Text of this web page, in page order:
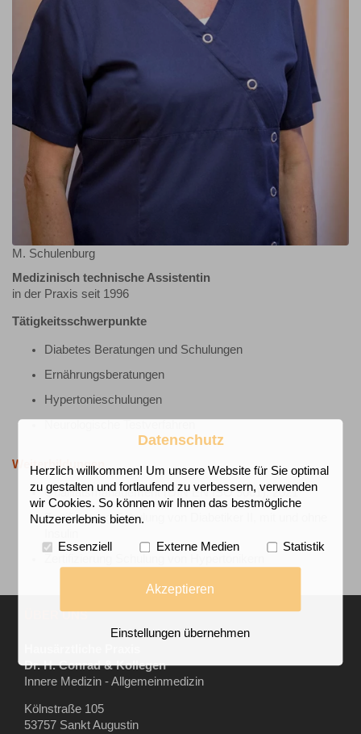
M. Schulenburg
Medizinisch technische Assistentin
in der Praxis seit 1996
Tätigkeitsschwerpunkte
Diabetes Beratungen und Schulungen
Ernährungsberatungen
Hypertonieschulungen
Weiterbildungen
Qualitätsmanagement (DIN EN ISO 9001), 2021
Zertifizierung Schulung von Diabetiker II, mit und ohne
ÜBER UNS
Dr. H. Conrad & Kollegen
Innere Medizin - Allgemeinmedizin
Kölnstraße 105
53757 Sankt Augustin
Datenschutz
Herzlich willkommen! Um unsere Website für Sie optimal
zu gestalten und fortlaufend zu verbessern, verwenden
wir Cookies. So können wir Ihnen das bestmögliche
Nutzererlebnis bieten.
Essenziell Externe Medien Statistik
Akzeptieren
Einstellungen übernehmen